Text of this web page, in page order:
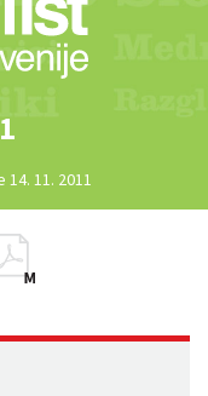
14. 11. 2011